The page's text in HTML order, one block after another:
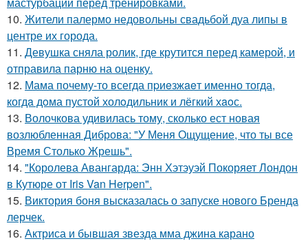
10. Жители палермо недовольны свадьбой дуа липы в
центре их города.
11. Девушка сняла ролик, где крутится перед камерой, и
отправила парню на оценку.
12. Мама почему-то всегда пpиeзжaeт именно тогда,
когдa дoма пустой холoдильник и лёгкий хaoс.
13. Волочкова удивилась тому, сколько ест новая
возлюбленная Диброва: "У Меня Ощущение, что ты все
Время Столько Жрешь".
14. "Королева Авангарда: Энн Хэтэуэй Покоряет Лондон
в Кутюре от Iris Van Herpen".
15. Виктория боня высказалась о запуске нового Бренда
лерчек.
16. Актриса и бывшая звезда мма джина карано